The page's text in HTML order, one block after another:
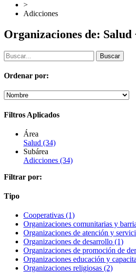
>
Adicciones
Organizaciones de: Salud
Ordenar por:
Filtros Aplicados
Área
Salud (34)
Subárea
Adicciones (34)
Filtrar por:
Tipo
Cooperativas (1)
Organizaciones comunitarias y
Organizaciones de atención y
Organizaciones de desarrollo (1)
Organizaciones de promoción de
Organizaciones educación y
Organizaciones religiosas (2)